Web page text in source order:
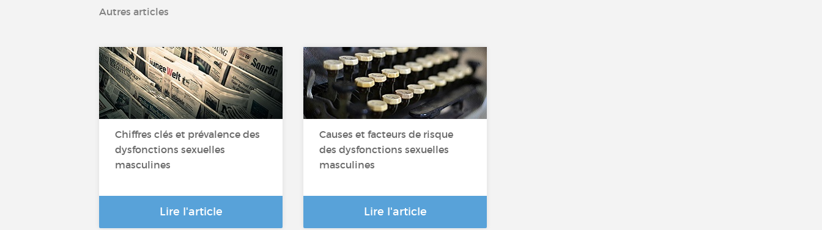
Autres articles
Chiffres clés et prévalence des
dysfonctions sexuelles
masculines
Lire l'article
Causes et facteurs de risque
des dysfonctions sexuelles
masculines
Lire l'article